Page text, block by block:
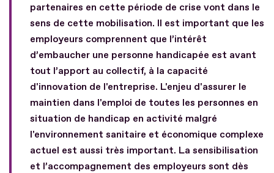
partenaires en cette période de crise vont dans le
sens de cette mobilisation. Il est important que les
employeurs comprennent que l’intérêt
d’embaucher une personne handicapée est avant
tout l’apport au collectif, à la capacité
d'innovation de l'entreprise. L'enjeu d'assurer le
maintien dans l'emploi de toutes les personnes en
situation de handicap en activité malgré
l'environnement sanitaire et économique complexe
actuel est aussi très important. La sensibilisation
et l’accompagnement des employeurs sont dès